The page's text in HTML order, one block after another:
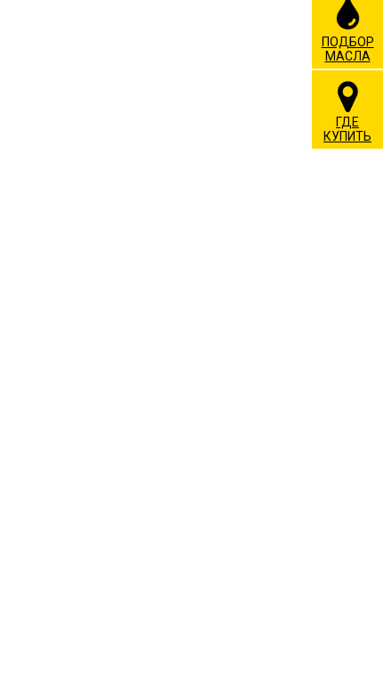
ПОДБОР
МАСЛА
ГДЕ
КУПИТЬ